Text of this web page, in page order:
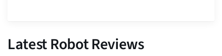
Latest Robot Reviews